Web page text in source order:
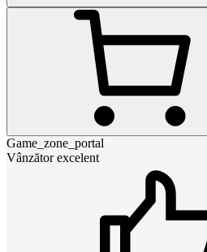
Game_zone_portal
Vânzător excelent